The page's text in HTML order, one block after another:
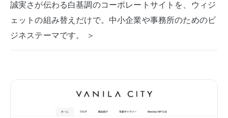
誠実さが伝わる白基調のコーポレートサイトを、ウィジ
ェットの組み替えだけで。中小企業や事務所のためのビ
ジネステーマです。 ＞